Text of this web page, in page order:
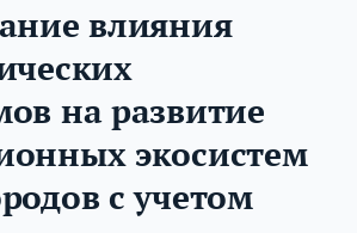
влияния
на развитие
экосистем
с учетом